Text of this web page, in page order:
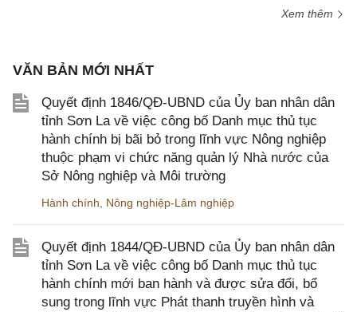
Xem thêm
VĂN BẢN MỚI NHẤT
Quyết định 1846/QĐ-UBND của Ủy ban nhân dân
tỉnh Sơn La về việc công bố Danh mục thủ tục
hành chính bị bãi bỏ trong lĩnh vực Nông nghiệp
thuộc phạm vi chức năng quản lý Nhà nước của
Sở Nông nghiệp và Môi trường
Hành chính Nông nghiệp-Lâm nghiệp
Quyết định 1844/QĐ-UBND của Ủy ban nhân dân
tỉnh Sơn La về việc công bố Danh mục thủ tục
hành chính mới ban hành và được sửa đổi, bổ
sung trong lĩnh vực Phát thanh truyền hình và